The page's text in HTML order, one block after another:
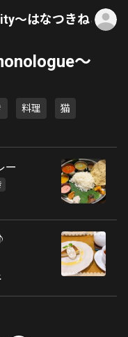
〜はなつきねこ〜
〜
料理 猫
ー